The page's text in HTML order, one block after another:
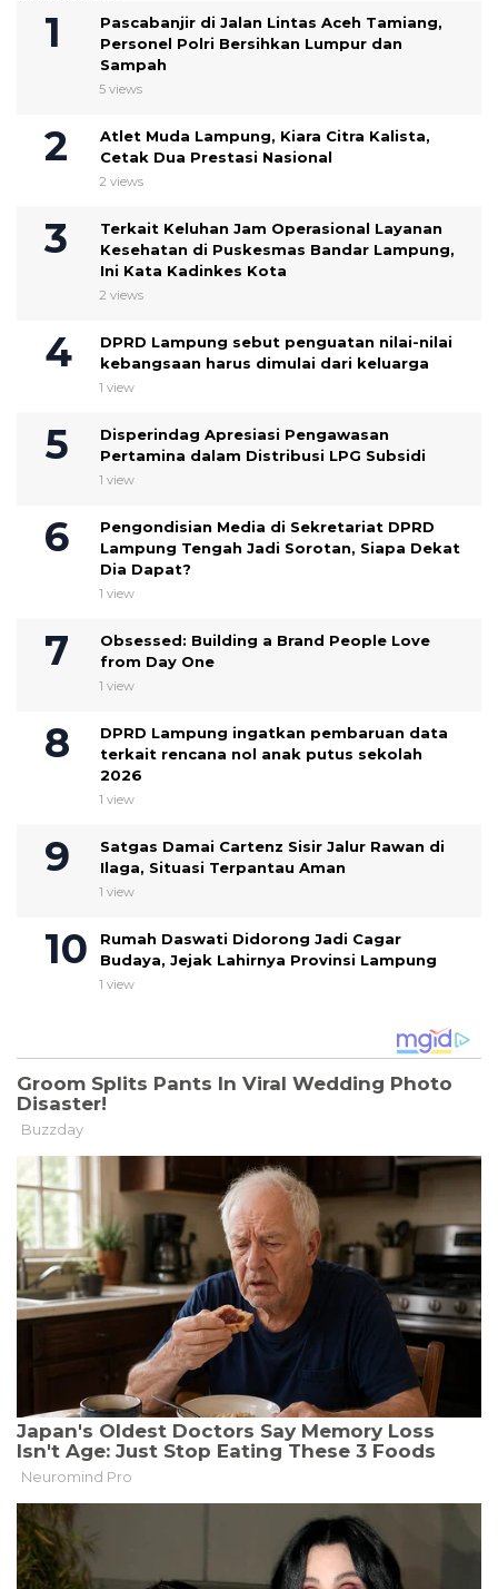
Pascabanjir di Jalan Lintas Aceh Tamiang,
Personel Polri Bersihkan Lumpur dan
Sampah
5 views
Atlet Muda Lampung, Kiara Citra Kalista,
Cetak Dua Prestasi Nasional
2 views
Terkait Keluhan Jam Operasional Layanan
Kesehatan di Puskesmas Bandar Lampung,
Ini Kata Kadinkes Kota
2 views
DPRD Lampung sebut penguatan nilai-nilai
kebangsaan harus dimulai dari keluarga
1 view
Disperindag Apresiasi Pengawasan
Pertamina dalam Distribusi LPG Subsidi
1 view
Pengondisian Media di Sekretariat DPRD
Lampung Tengah Jadi Sorotan, Siapa Dekat
Dia Dapat?
1 view
Obsessed: Building a Brand People Love
from Day One
1 view
DPRD Lampung ingatkan pembaruan data
terkait rencana nol anak putus sekolah
2026
1 view
Satgas Damai Cartenz Sisir Jalur Rawan di
Ilaga, Situasi Terpantau Aman
1 view
Rumah Daswati Didorong Jadi Cagar
Budaya, Jejak Lahirnya Provinsi Lampung
1 view